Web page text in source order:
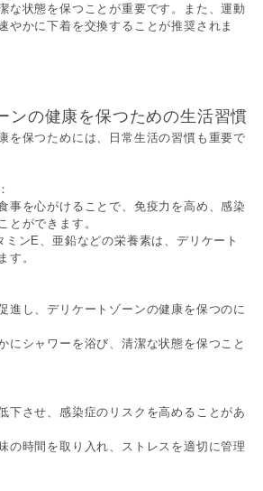
な状態を保つことが重要です。また、運動
やかに下着を交換することが推奨されま
ンの健康を保つための生活習慣
を保つためには、日常生活の習慣も重要で
事を心がけることで、免疫力を高め、感染
とができます。
ンE、亜鉛などの栄養素は、デリケート
す。
進し、デリケートゾーンの健康を保つのに
にシャワーを浴び、清潔な状態を保つこと
下させ、感染症のリスクを高めることがあ
の時間を取り入れ、ストレスを適切に管理